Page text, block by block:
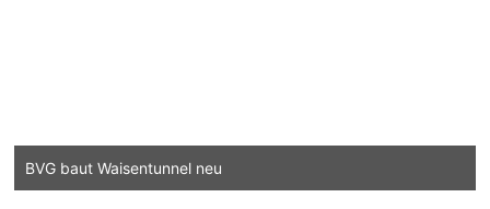
BVG baut Waisentunnel neu